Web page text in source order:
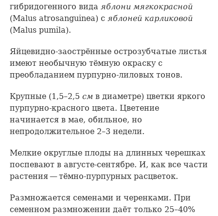
гибридогенного вида яблони мягкокрасной
(Malus atrosanguinea) с яблоней карликовой
(Malus pumila).
Яйцевидно-заострённые острозубчатые листья
имеют необычную тёмную окраску с
преобладанием пурпурно-лиловых тонов.
Крупные (1,5–2,5 см в диаметре) цветки яркого
пурпурно-красного цвета. Цветение
начинается в мае, обильное, но
непродолжительное 2–3 недели.
Мелкие округлые плоды на длинных черешках
поспевают в августе-сентябре. И, как все части
растения — тёмно-пурпурных расцветок.
Размножается семенами и черенками. При
семенном размножении даёт только 25–40%